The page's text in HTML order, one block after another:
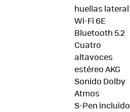
huellas lateral
Wi-Fi 6E
Bluetooth 5.2
Cuatro
altavoces
estéreo AKG
Sonido Dolby
Atmos
S-Pen incluido